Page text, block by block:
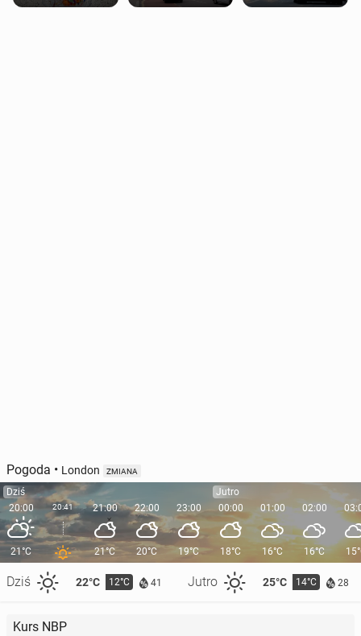
supermarketów
najlepszych
Londynie
Pogoda • London ZMIANA
Dziś
20:00
21°C
Dziś 22°C 12°C 41 Jutro 25°C 14°C 28
20:41 21:00
21°C
22:00
20°C
23:00
19°C
Jutro
00:00
18°C
01:00
16°C
02:00
16°C
Kurs NBP